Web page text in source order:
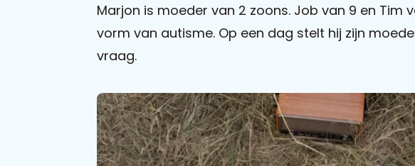
Marjon is moeder van 2 zoons. Job van 9 en Tim
vorm van autisme. Op een dag stelt hij zijn
vraag.